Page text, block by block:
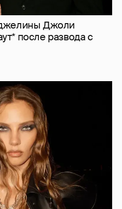
Джоли
после развода с